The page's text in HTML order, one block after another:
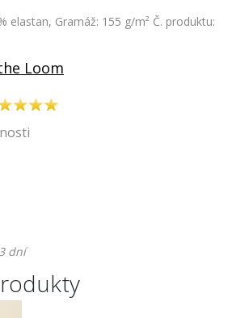
dní
elastan, Gramáž: 155 g/m² Č. produktu:
Loom